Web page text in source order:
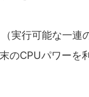
実行可能な一連
のCPUパワーを